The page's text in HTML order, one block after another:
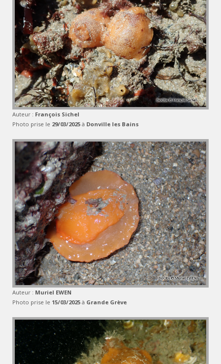
Auteur : François Sichel
Photo prise le 29/03/2025 à Donville les Bains
Auteur : Muriel EWEN
Photo prise le 15/03/2025 à Grande Grève